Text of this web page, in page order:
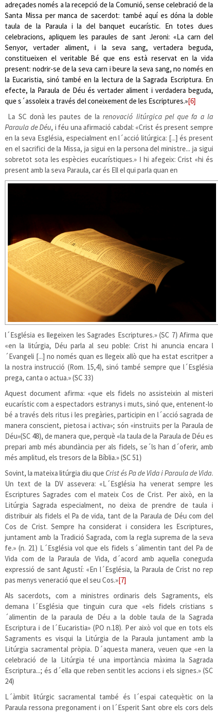
adreçades només a la recepció de la Comunió, sense celebració de la
Santa Missa per manca de sacerdot: també aquí es dóna la doble
taula de la Paraula i la del banquet eucarístic. En totes dues
celebracions, apliquem les paraules de sant Jeroni: «La carn del
Senyor, vertader aliment, i la seva sang, vertadera beguda,
constitueixen el veritable Bé que ens està reservat en la vida
present: nodrir-se de la seva carn i beure la seva sang, no només en
la Eucaristia, sinó també en la lectura de la Sagrada Escriptura. En
efecte, la Paraula de Déu és vertader aliment i verdadera beguda,
que s´assoleix a través del coneixement de les Escriptures.»[6]
La SC donà les pautes de larenovació litúrgica pel que fa a la
Paraula de Déu, i féu una afirmació cabdal: «Crist és present sempre
en la seva Església, especialment en l´acció litúrgica: [...] és present
en el sacrifici de la Missa, ja sigui en la persona del ministre... ja sigui
sobretot sota les espècies eucarístiques.» I hi afegeix: Crist «hi és
present amb la seva Paraula, car és Ell el qui parla quan en
l´Església es llegeixen les Sagrades Escriptures.» (SC 7) Afirma que
«en la litúrgia, Déu parla al seu poble: Crist hi anuncia encara l
´Evangeli [...] no només quan es llegeix allò que ha estat escritper a
la nostra instrucció (Rom. 15,4), sinó també sempre que l´Església
prega, canta o actua.» (SC 33)
Aquest document afirma: «que els fidels no assisteixin al misteri
eucarístic com a espectadors estranys i muts, sinó que, entenent-lo
bé a través dels ritus i les pregàries, participin en l´acció sagrada de
manera conscient, pietosa i activa»; són «instruïts per la Paraula de
Déu»(SC 48), de manera que, perquè «la taula de la Paraula de Déu es
prepari amb més abundància per als fidels, se´ls han d´oferir, amb
més amplitud, els tresors de la Bíblia.» (SC 51)
Sovint, la mateixa litúrgia diu que Crist és Pa de Vida i Paraula de Vida.
Un text de la DV assevera: «L´Església ha venerat sempre les
Escriptures Sagrades com el mateix Cos de Crist. Per això, en la
Litúrgia Sagrada especialment, no deixa de prendre de taula i
distribuir als fidels el Pa de vida, tant de la Paraula de Déu com del
Cos de Crist. Sempre ha considerat i considera les Escriptures,
juntament amb la Tradició Sagrada, com la regla suprema de la seva
fe.» (n. 21) L´Església vol que els fidels s´alimentin tant del Pa de
Vida com de la Paraula de Vida, d´acord amb aquella coneguda
expressió de sant Agustí: «En l´Església, la Paraula de Crist no rep
pas menys veneració que el seu Cos.»[7]
Als sacerdots, com a ministres ordinaris dels Sagraments, els
demana l´Església que tinguin cura que «els fidels cristians s
´alimentin de la paraula de Déu a la doble taula de la Sagrada
Escriptura i de l´Eucaristia» (PO n.18). Per això vol que en tots els
Sagraments es visqui la Litúrgia de la Paraula juntament amb la
Litúrgia sacramental pròpia. D´aquesta manera, veuen que «en la
celebració de la Litúrgia té una importància màxima la Sagrada
Escriptura...; és d´ella que reben sentit les accions i els signes.» (SC
24)
L´àmbit litúrgic sacramental també és l´espai catequètic on la
Paraula ressona pregonament i on l´Esperit Sant obre els cors dels